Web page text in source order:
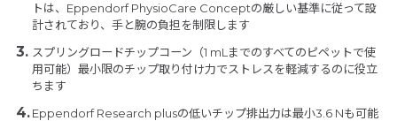
トは、Eppendorf PhysioCare Conceptの厳しい基準に従って設
計されており、手と腕の負担を制限します
スプリングロードチップコーン（1 mLまでのすべてのピペットで使
用可能）最小限のチップ取り付け力でストレスを軽減するのに役立
ちます
Eppendorf Research plusの低いチップ排出力は最小3.6 Nも可能